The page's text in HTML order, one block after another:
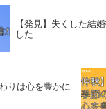
【発見】失くした結
した
りは心を豊かに